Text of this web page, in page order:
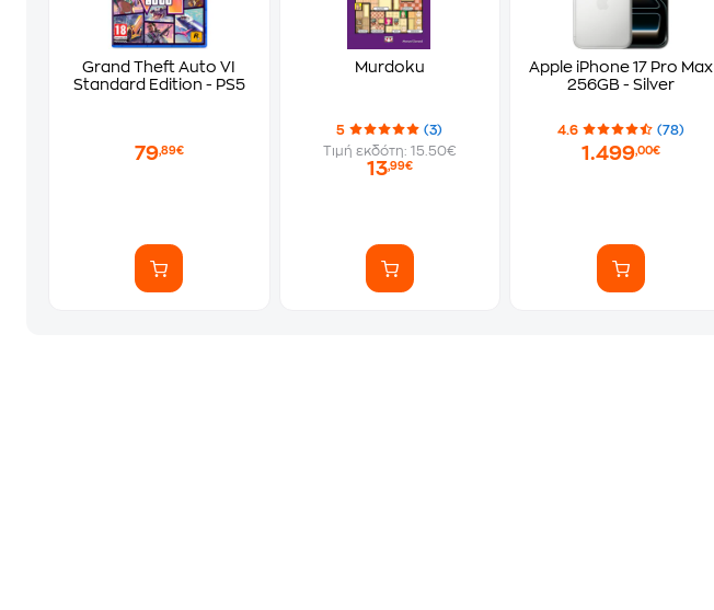
Grand Theft Auto VI
Standard Edition - PS5
79,89€
Murdoku
5
(3)
Τιμή εκδότη: 15.50€
13,99€
Apple iPhone 17 Pro Max
256GB - Silver
4.6 (78)
1.499,00€